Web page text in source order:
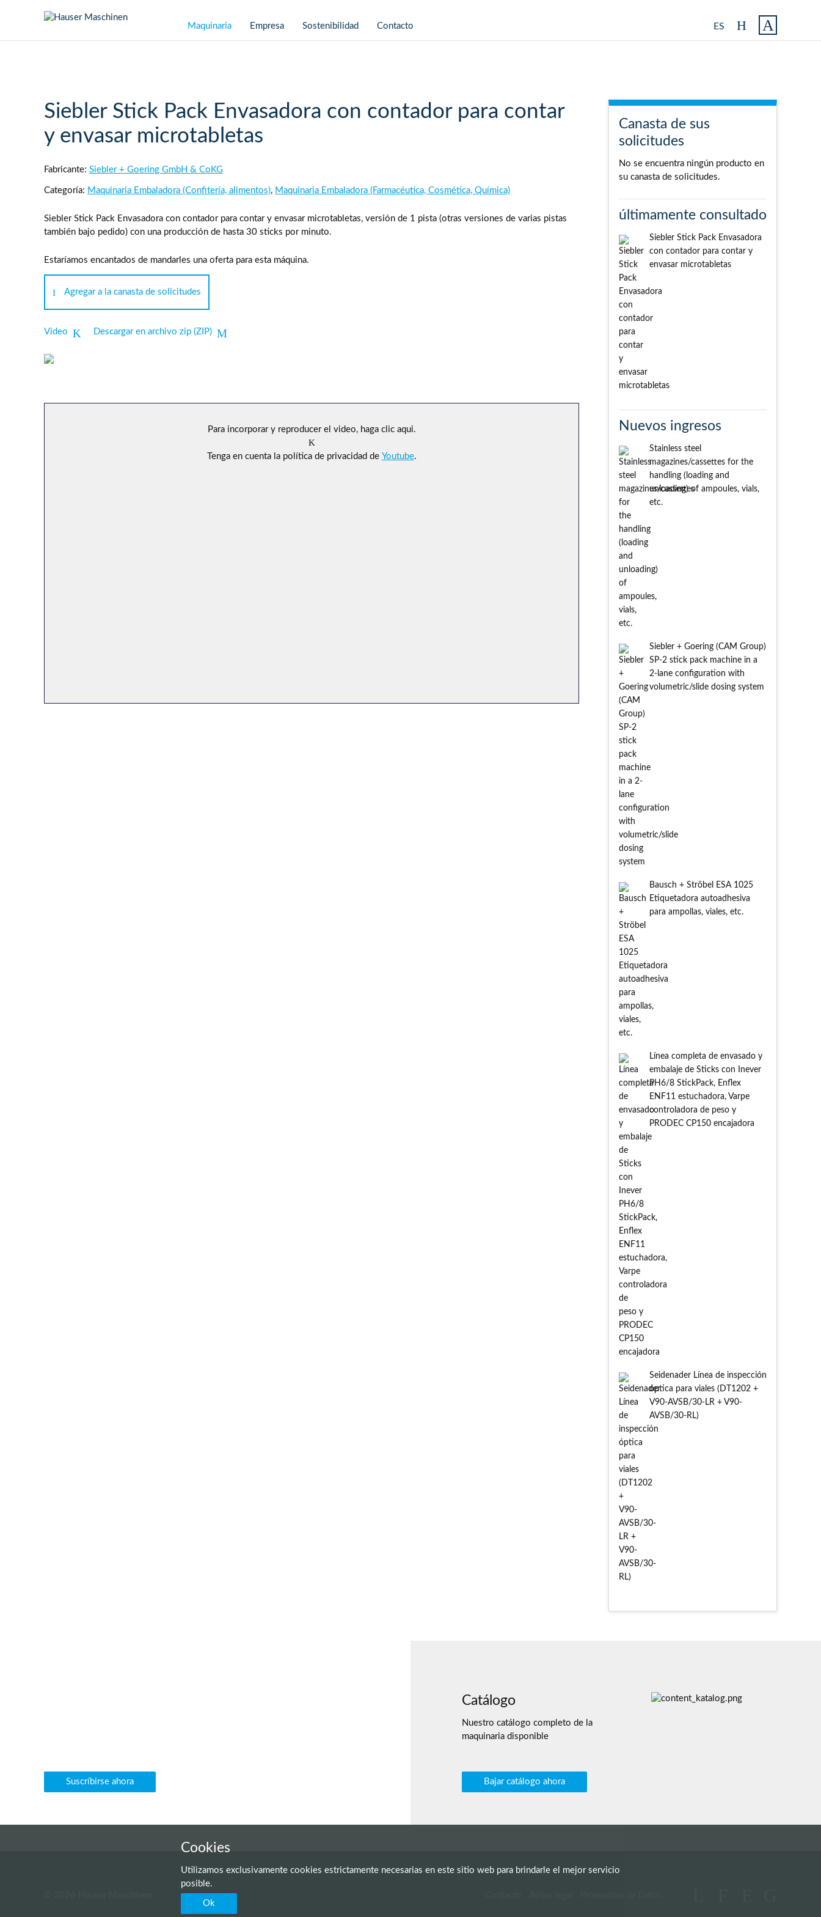
ES
Maquinaria
Empresa Sostenibilidad Contacto
Siebler Stick Pack Envasadora con contador para contar
y envasar microtabletas
Fabricante: Siebler + Goering GmbH & CoKG
Categoría: Maquinaria Embaladora (Confitería, alimentos), Maquinaria Embaladora (Farmacéutica, Cosmética, Química)
Siebler Stick Pack Envasadora con contador para contar y envasar microtabletas, versión de 1 pista (otras versiones de varias pistas
también bajo pedido) con una producción de hasta 30 sticks por minuto.
Estaríamos encantados de mandarles una oferta para esta máquina.
Agregar a la canasta de solicitudes
Video Descargar en archivo zip (ZIP)
Para incorporar y reproducer el video, haga clic aqui.
Tenga en cuenta la política de privacidad de Youtube.
Canasta de sus
solicitudes
No se encuentra ningún producto en
su canasta de solicitudes.
últimamente consultado
Siebler Stick Pack Envasadora
con contador para contar y
envasar microtabletas
Nuevos ingresos
Stainless steel
magazines/cassettes for the
handling (loading and
unloading) of ampoules, vials,
etc.
Siebler + Goering (CAM Group)
SP-2 stick pack machine in a
2-lane configuration with
volumetric/slide dosing system
Bausch + Ströbel ESA 1025
Etiquetadora autoadhesiva
para ampollas, viales, etc.
Línea completa de envasado y
embalaje de Sticks con Inever
PH6/8 StickPack, Enflex
ENF11 estuchadora, Varpe
controladora de peso y
PRODEC CP150 encajadora
Seidenader Línea de inspección
óptica para viales (DT1202 +
V90-AVSB/30-LR + V90-
AVSB/30-RL)
Suscríbirse ahora
Catálogo
Nuestro catálogo completo de la
maquinaria disponible
Bajar catálogo ahora
Cookies
Utilizamos exclusivamente cookies estrictamente necesarias en este sitio web para brindarle el mejor servicio
posible.
Ok